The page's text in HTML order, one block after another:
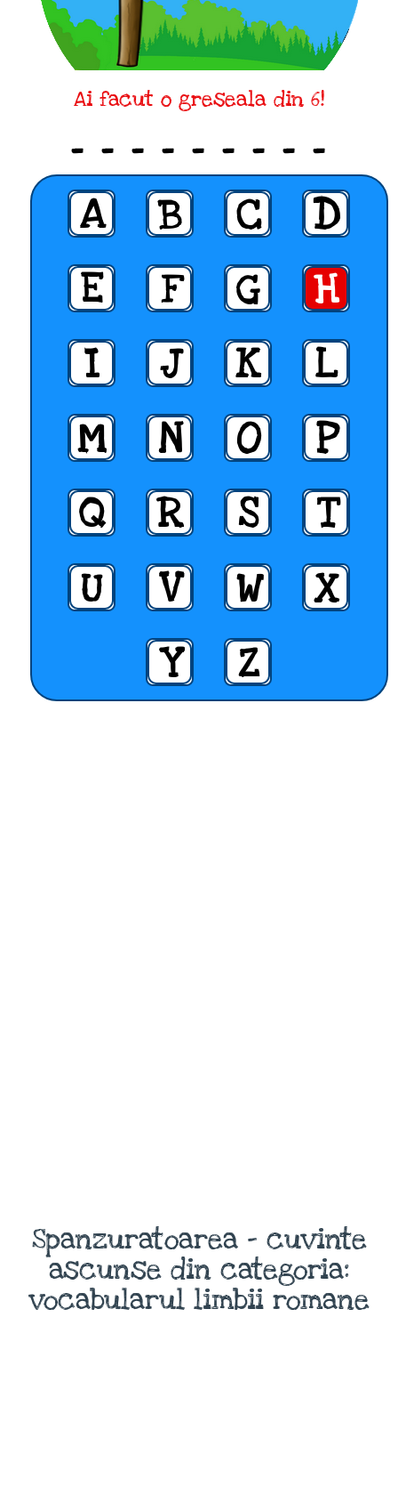
Ai facut o greseala din 6!
_ _ _ _ _ _ _ _ _
A B C
D
E
F G
H
I
J K
L
M
N O
P
Q
R S
T
U
V W
X
Y
Z
Spanzuratoarea - cuvinte
ascunse din categoria:
vocabularul limbii romane